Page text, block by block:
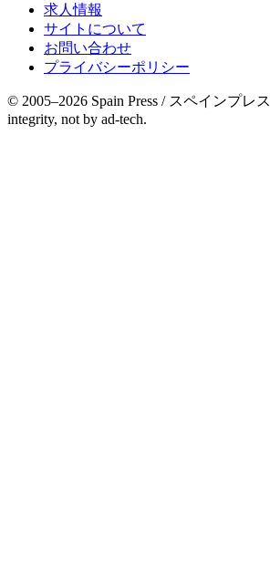
求人情報
サイトについて
お問い合わせ
プライバシーポリシー
© 2005–2026 Spain Press / スペインプレス
integrity, not by ad-tech.